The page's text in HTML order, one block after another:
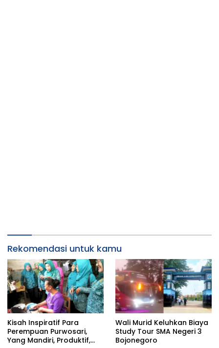
Rekomendasi untuk kamu
Kisah Inspiratif Para
Perempuan Purwosari,
Yang Mandiri, Produktif,
Wali Murid Keluhkan Biaya
Study Tour SMA Negeri 3
Bojonegoro